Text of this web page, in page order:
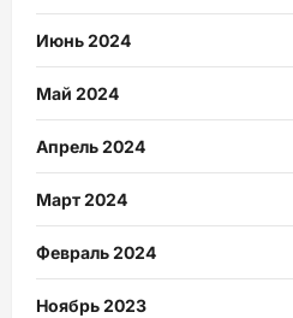
Июнь 2024
Май 2024
Апрель 2024
Март 2024
Февраль 2024
Ноябрь 2023